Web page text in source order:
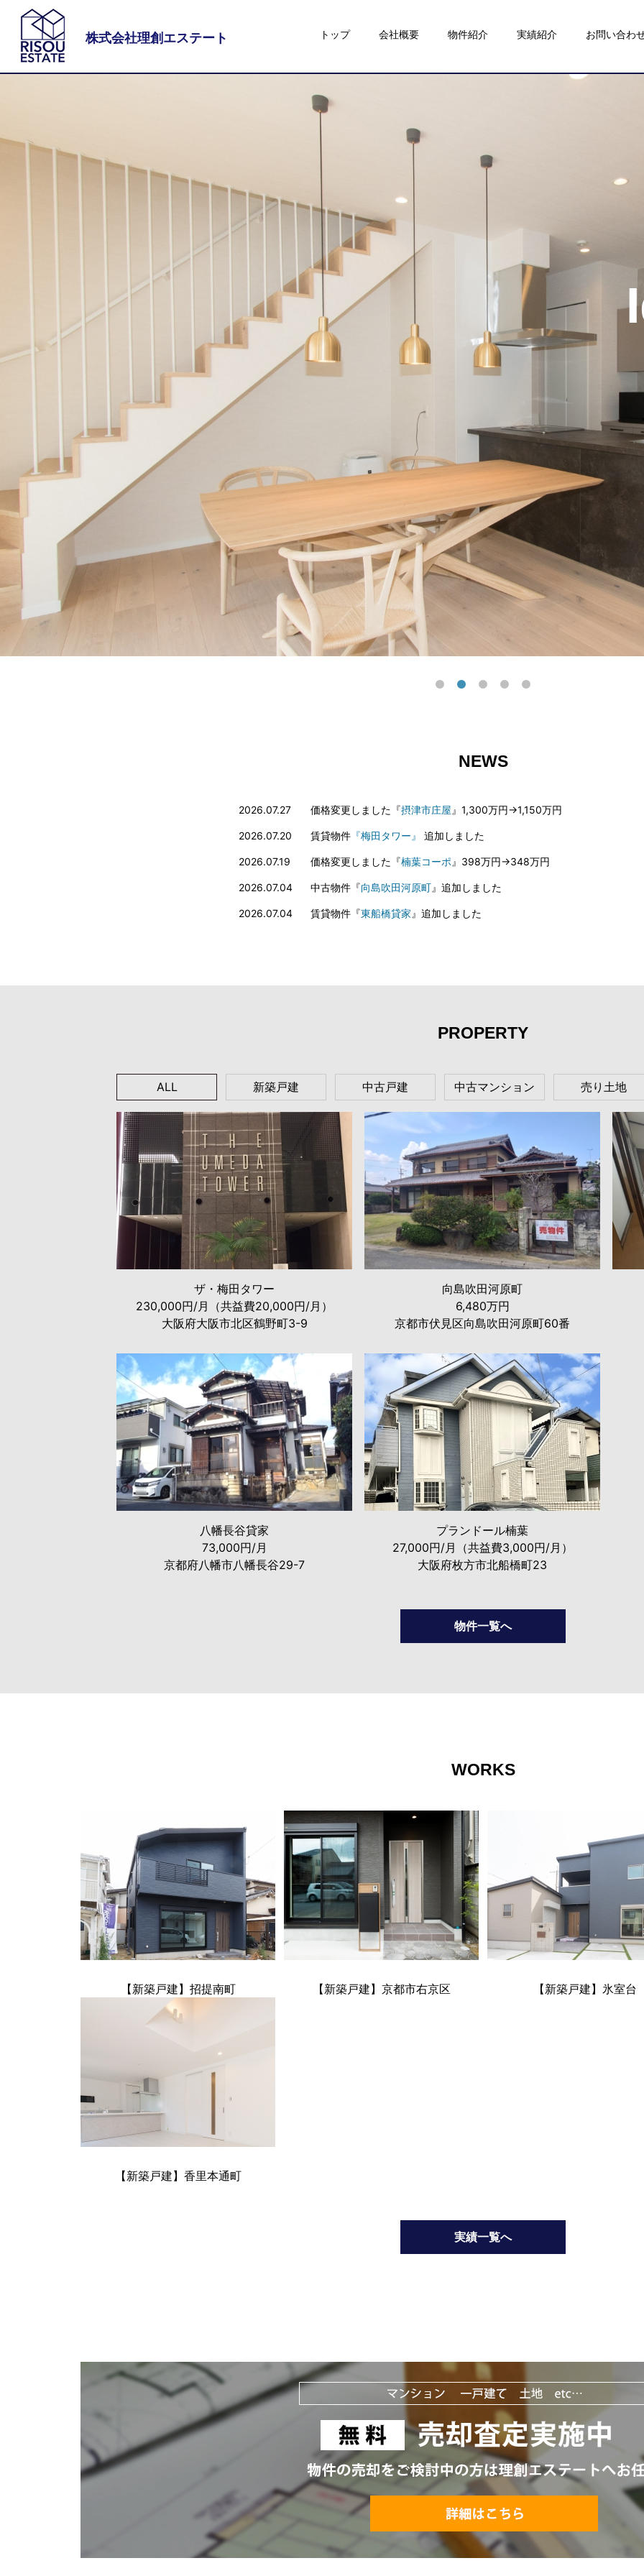
株式会社理創エステート トップ 会社概要 物件紹介 実績紹介 お問い合わ
NEWS
2026.07.27 価格変更しました『摂津市庄屋 』1,300万円→1,150万円
2026.07.20 賃貸物件 『梅田タワー』 追加しました
2026.07.19 価格変更しました『楠葉コーポ 』398万円→348万円
2026.07.04 中古物件『向島吹田河原町』追加しました
2026.07.04 賃貸物件『東船橋貸家 』追加しました
PROPERTY
ALL 新築戸建 中古戸建 中古マンション 売り土地
ザ・梅田タワー
230,000円/月（共益費20,000円/月）
大阪府大阪市北区鶴野町3-9
向島吹田河原町
6,480万円
京都市伏見区向島吹田河原町60番
八幡長谷貸家
73,000円/月
京都府八幡市八幡長谷29-7
プランドール楠葉
27,000円/月（共益費3,000円/月）
大阪府枚方市北船橋町23
物件一覧へ
WORKS
【新築戸建】招提南町 【新築戸建】京都市右京区 【新築戸建】氷室台
【新築戸建】香里本通町
実績一覧へ